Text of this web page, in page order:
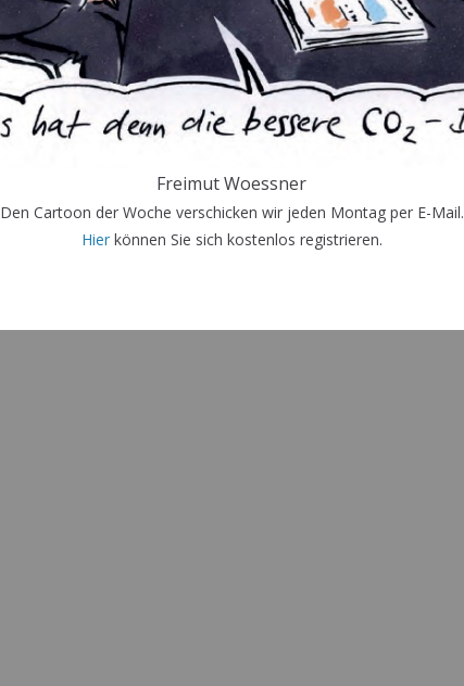
Freimut Woessner
Den Cartoon der Woche verschicken wir jeden Montag per E-Mail.
Hierkönnen Sie sich kostenlos registrieren.